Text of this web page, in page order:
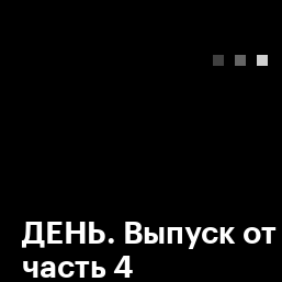
ДЕНЬ. Выпуск
часть 4